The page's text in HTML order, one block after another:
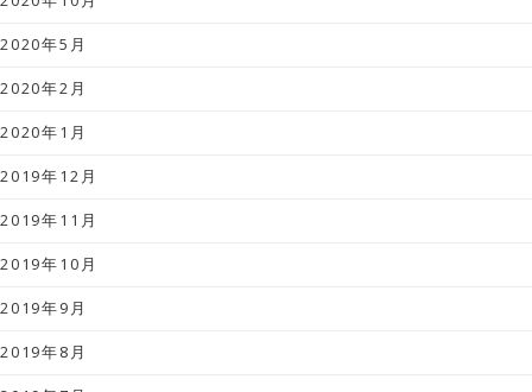
2020年5月
2020年2月
2020年1月
2019年12月
2019年11月
2019年10月
2019年9月
2019年8月